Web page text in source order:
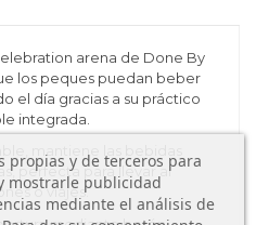
arena de Done By
los peques puedan beber
el día gracias a su práctico
integrada.
mantiene las bebidas
perfecta para llevar al
o viajes.
propias y de terceros para
mostrarle publicidad
mediante el análisis de